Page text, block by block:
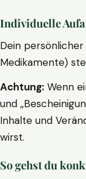
Individuelle
Dein persönlicher
Medikamente)
Achtung: Wenn
und
Inhalte und
wirst.
So gehst du